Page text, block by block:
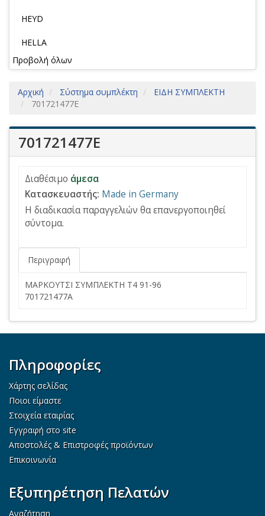
HEYD
HELLA
Προβολή όλων
Αρχική Σύστημα συμπλέκτη
ΕΙΔΗ ΣΥΜΠΛΕΚΤΗ
701721477E
701721477E
Διαθέσιμο άμεσα
Κατασκευαστής: Made in Germany
Η διαδικασία παραγγελιών θα επανεργοποιηθεί
σύντομα.
Περιγραφή
ΜΑΡΚΟΥΤΣΙ ΣΥΜΠΛΕΚΤΗ Τ4 91-96
701721477A
Πληροφορίες
Χάρτης σελίδας
Ποιοι είμαστε
Στοιχεία εταιρίας
Εγγραφή στο site
Αποστολές & Επιστροφές προϊόντων
Επικοινωνία
Εξυπηρέτηση Πελατών
Αναζήτηση